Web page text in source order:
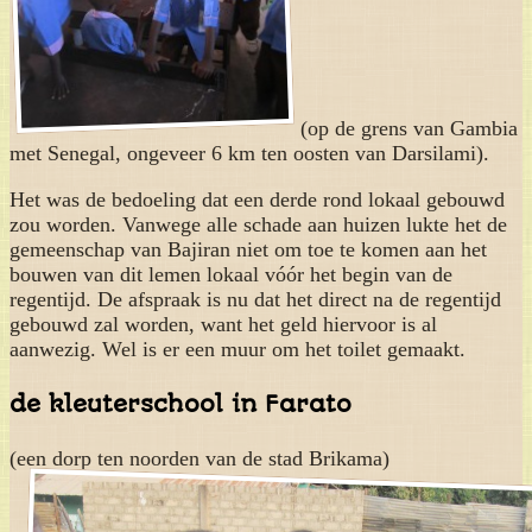
(op de grens van Gambia
met Senegal, ongeveer 6 km ten oosten van Darsilami).
Het was de bedoeling dat een derde rond lokaal gebouwd
zou worden. Vanwege alle schade aan huizen lukte het de
gemeenschap van Bajiran niet om toe te komen aan het
bouwen van dit lemen lokaal vóór het begin van de
regentijd. De afspraak is nu dat het direct na de regentijd
gebouwd zal worden, want het geld hiervoor is al
aanwezig. Wel is er een muur om het toilet gemaakt.
de kleuterschool in Farato
(een dorp ten noorden van de stad Brikama)